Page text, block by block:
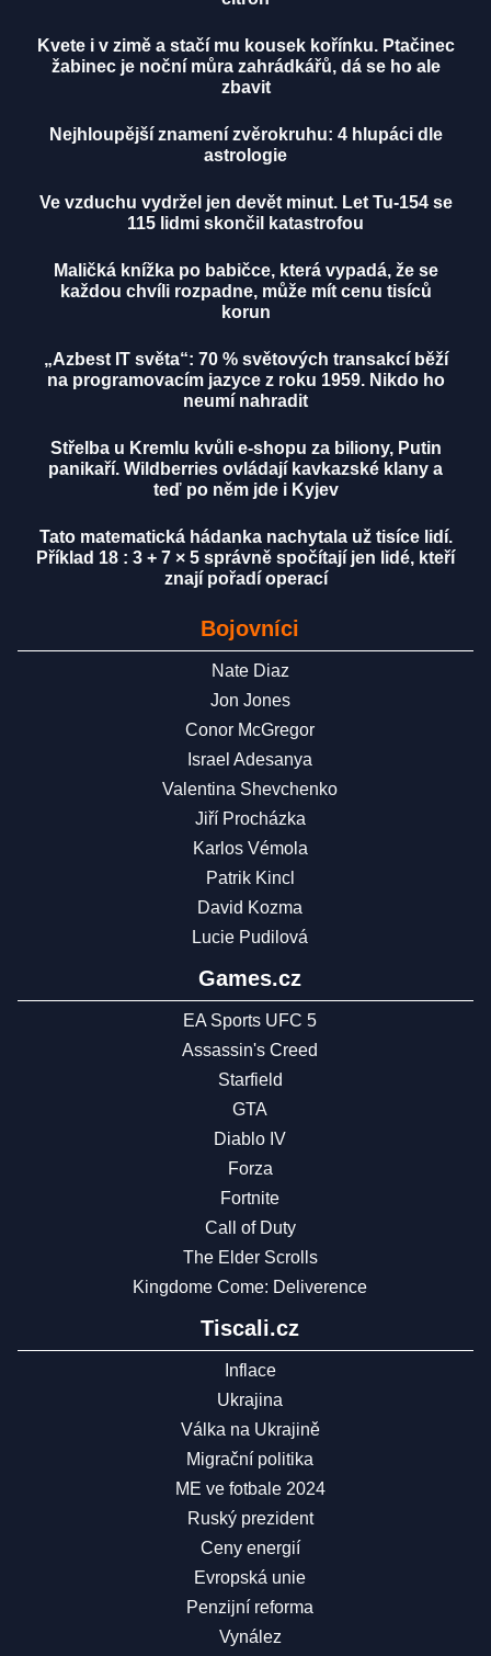
Kvete i v zimě a stačí mu kousek kořínku. Ptačinec
žabinec je noční můra zahrádkářů, dá se ho ale
zbavit
Nejhloupější znamení zvěrokruhu: 4 hlupáci dle
astrologie
Ve vzduchu vydržel jen devět minut. Let Tu-154 se
115 lidmi skončil katastrofou
Maličká knížka po babičce, která vypadá, že se
každou chvíli rozpadne, může mít cenu tisíců
korun
„Azbest IT světa“: 70 % světových transakcí běží
na programovacím jazyce z roku 1959. Nikdo ho
neumí nahradit
Střelba u Kremlu kvůli e-shopu za biliony, Putin
panikaří. Wildberries ovládají kavkazské klany a
teď po něm jde i Kyjev
Tato matematická hádanka nachytala už tisíce lidí.
Příklad 18 : 3 + 7 × 5 správně spočítají jen lidé, kteří
znají pořadí operací
Bojovníci
Nate Diaz
Jon Jones
Conor McGregor
Israel Adesanya
Valentina Shevchenko
Jiří Procházka
Karlos Vémola
Patrik Kincl
David Kozma
Lucie Pudilová
Games.cz
EA Sports UFC 5
Assassin's Creed
Starfield
GTA
Diablo IV
Forza
Fortnite
Call of Duty
The Elder Scrolls
Kingdome Come: Deliverence
Tiscali.cz
Inflace
Ukrajina
Válka na Ukrajině
Migrační politika
ME ve fotbale 2024
Ruský prezident
Ceny energií
Evropská unie
Penzijní reforma
Vynález